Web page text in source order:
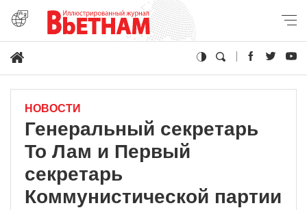
НОВОСТИ
Генеральный секретарь
То Лам и Первый
секретарь
Коммунистической партии